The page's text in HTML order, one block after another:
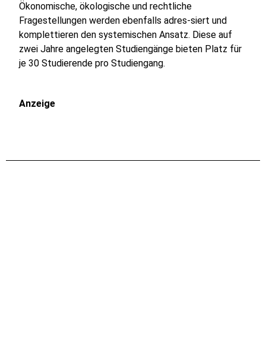
Ökonomische, ökologische und rechtliche
Fragestellungen werden ebenfalls adres-siert und
komplettieren den systemischen Ansatz. Diese auf
zwei Jahre angelegten Studiengänge bieten Platz für
je 30 Studierende pro Studiengang.
Anzeige